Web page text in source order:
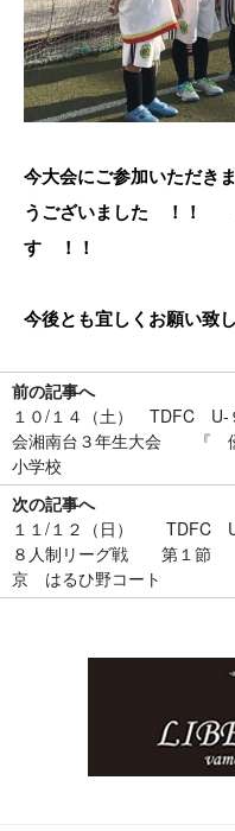
今大会にご参加いただき
うございました ！！
す ！！
今後とも宜しくお願い致し
前の記事へ
１０/１４（土） TDFC
会湘南台３年生大会 『
小学校
次の記事へ
１１/１２（日）
８人制リーグ戦 第
京 はるひ野コート